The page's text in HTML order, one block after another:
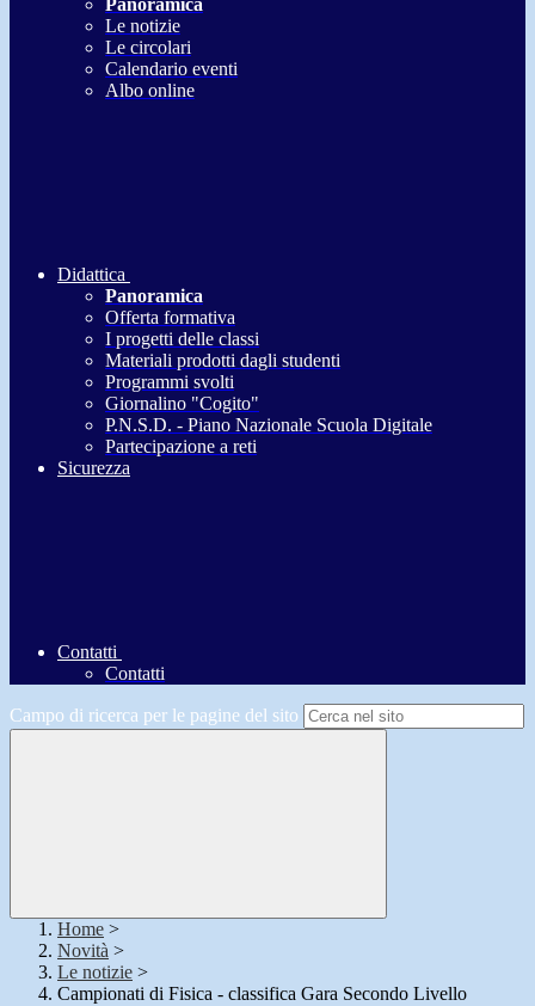
Panoramica
Le notizie
Le circolari
Calendario eventi
Albo online
Didattica
Panoramica
Offerta formativa
I progetti delle classi
Materiali prodotti dagli studenti
Programmi svolti
Giornalino "Cogito"
P.N.S.D. - Piano Nazionale Scuola Digitale
Partecipazione a reti
Sicurezza
Contatti
Contatti
Campo di ricerca per le pagine del sito
Home >
Novità >
Le notizie >
Campionati di Fisica - classifica Gara Secondo Livello